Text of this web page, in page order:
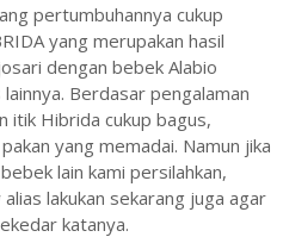
pertumbuhannya cukup
yang merupakan hasil
dengan bebek Alabio
Berdasar pengalaman
itik Hibrida cukup bagus,
yang memadai. Namun jika
lain kami persilahkan,
lakukan sekarang juga agar
katanya.